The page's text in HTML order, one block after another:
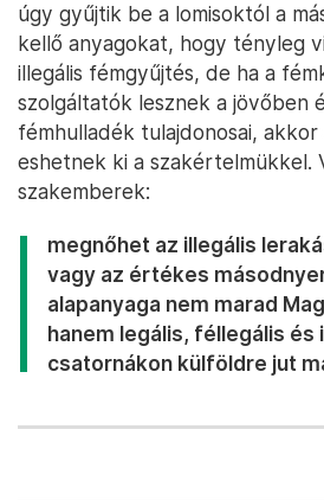
úgy gyűjtik be a lomisoktól a
kellő anyagokat, hogy tényleg
illegális fémgyűjtés, de ha a
szolgáltatók lesznek a jövőben
fémhulladék tulajdonosai, akkor
eshetnek ki a szakértelmükkel.
szakemberek:
megnőhet az illegális
vagy az értékes
alapanyaga nem marad
hanem legális, féllegális és
csatornákon külföldre jut